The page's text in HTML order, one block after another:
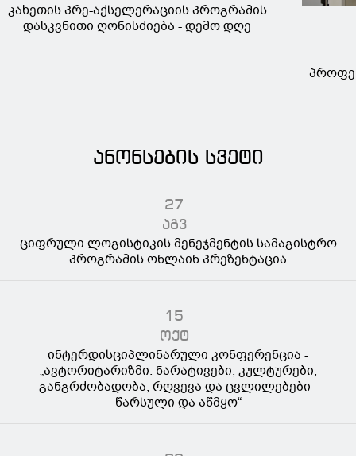
კახეთის პრე-აქსელერაციის პროგრამის
დასკვნითი ღონისძიება - დემო დღე
ანონსების სვეტი
27
აგვ
ციფრული ლოგისტიკის მენეჯმენტის სამაგისტრო
პროგრამის ონლაინ პრეზენტაცია
15
ოქტ
ინტერდისციპლინარული კონფერენცია -
„ავტორიტარიზმი: ნარატივები, კულტურები,
განგრძობადობა, რღვევა და ცვლილებები -
წარსული და აწმყო“